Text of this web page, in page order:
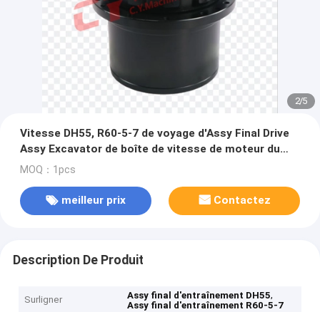
2/5
Vitesse DH55, R60-5-7 de voyage d'Assy Final Drive
Assy Excavator de boîte de vitesse de moteur du
voyage TM07
MOQ：1pcs
meilleur prix Contactez
Description De Produit
Surligner Assy final d'entraînement DH55,
Assy final d'entraînement R60-5-7